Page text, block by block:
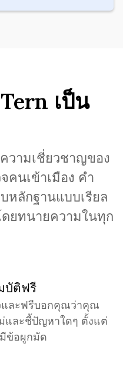
เป็น
วามเชี่ยวชาญของ
คนเข้าเมือง คำ
หลักฐานแบบเรียล
ยทนายความในทุก
บัติฟรี
และฟรีบอกคุณว่าคุณ
และชี้ปัญหาใดๆ ตั้งแต่
ข้อผูกมัด